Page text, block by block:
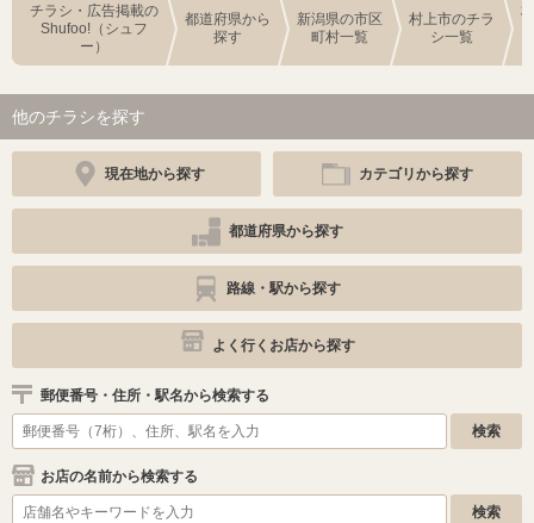
チラシ・広告掲載の
Shufoo!（シュフ
ー）
都道府県から
探す
新潟県の市区
町村一覧
村上市のチラ
シ一覧
他のチラシを探す
現在地から探す カテゴリから探す
都道府県から探す
路線・駅から探す
よく行くお店から探す
郵便番号・住所・駅名から検索する
お店の名前から検索する